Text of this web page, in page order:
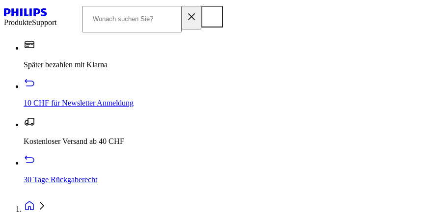
ProdukteSupport
Später bezahlen mit Klarna
10 CHF für Newsletter Anmeldung
Kostenloser Versand ab 40 CHF
30 Tage Rückgaberecht